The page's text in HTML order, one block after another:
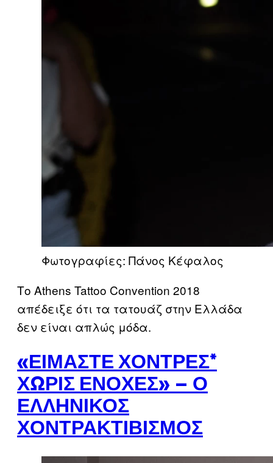
Φωτογραφίες: Πάνος Κέφαλος
Το Athens Tattoo Convention 2018
απέδειξε ότι τα τατουάζ στην Ελλάδα
δεν είναι απλώς μόδα.
«ΕΊΜΑΣΤΕ ΧΟΝΤΡΈΣ*
ΧΩΡΊΣ ΕΝΟΧΈΣ» – Ο
ΕΛΛΗΝΙΚΌΣ
ΧΟΝΤΡΑΚΤΙΒΙΣΜΌΣ